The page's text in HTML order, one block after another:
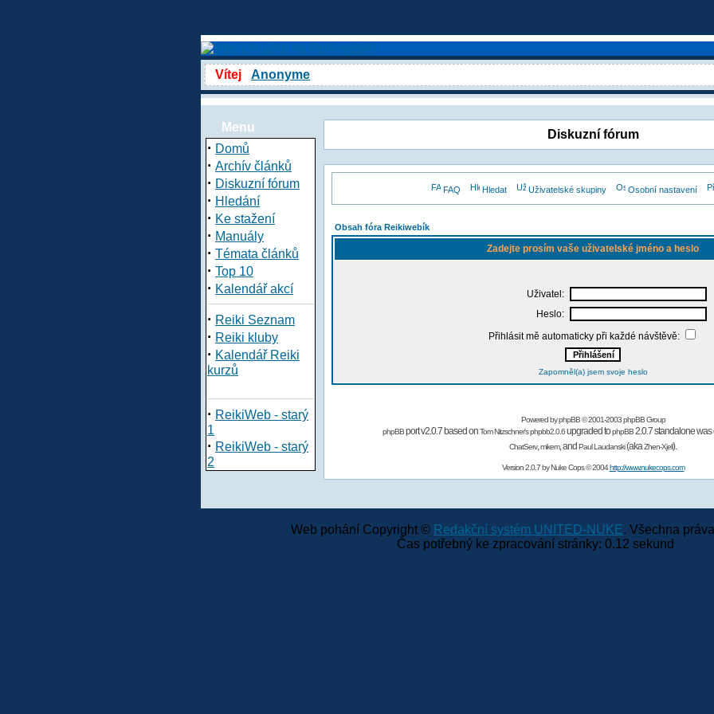
Vítej Anonyme
Menu
· Domů
· Archív článků
· Diskuzní fórum
· Hledání
· Ke stažení
· Manuály
· Témata článků
· Top 10
· Kalendář akcí
· Reiki Seznam
· Reiki kluby
· Kalendář Reiki
kurzů
· ReikiWeb - starý
1
· ReikiWeb - starý
2
Diskuzní fórum
FAQ Hledat Uživatelské skupiny Osobní nastavení
Obsah fóra Reikiwebík
Zadejte prosím vaše uživatelské jméno a heslo
Uživatel:
Heslo:
Přihlásit mě automaticky při každé návštěvě:
Zapomněl(a) jsem svoje heslo
Powered byphpBB© 2001-2003 phpBB Group
phpBBport v2.0.7 based onTom Nitzschner'sphpbb2.0.6upgraded tophpBB2.0.7 standalone
ChatServ,mikem,and Paul Laudanski(akaZhen-Xjell).
Version 2.0.7 byNuke Cops© 2004http://www.nukecops.com
Web pohání Copyright © Redakční systém UNITED-NUKE. Všechna
Čas potřebný ke zpracování stránky: 0.12 sekund